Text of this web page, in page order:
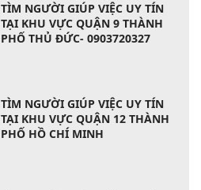
TÌM NGƯỜI GIÚP VIỆC UY TÍN
TẠI KHU VỰC QUẬN 9 THÀNH
PHỐ THỦ ĐỨC- 0903720327
TÌM NGƯỜI GIÚP VIỆC UY TÍN
TẠI KHU VỰC QUẬN 12 THÀNH
PHỐ HỒ CHÍ MINH